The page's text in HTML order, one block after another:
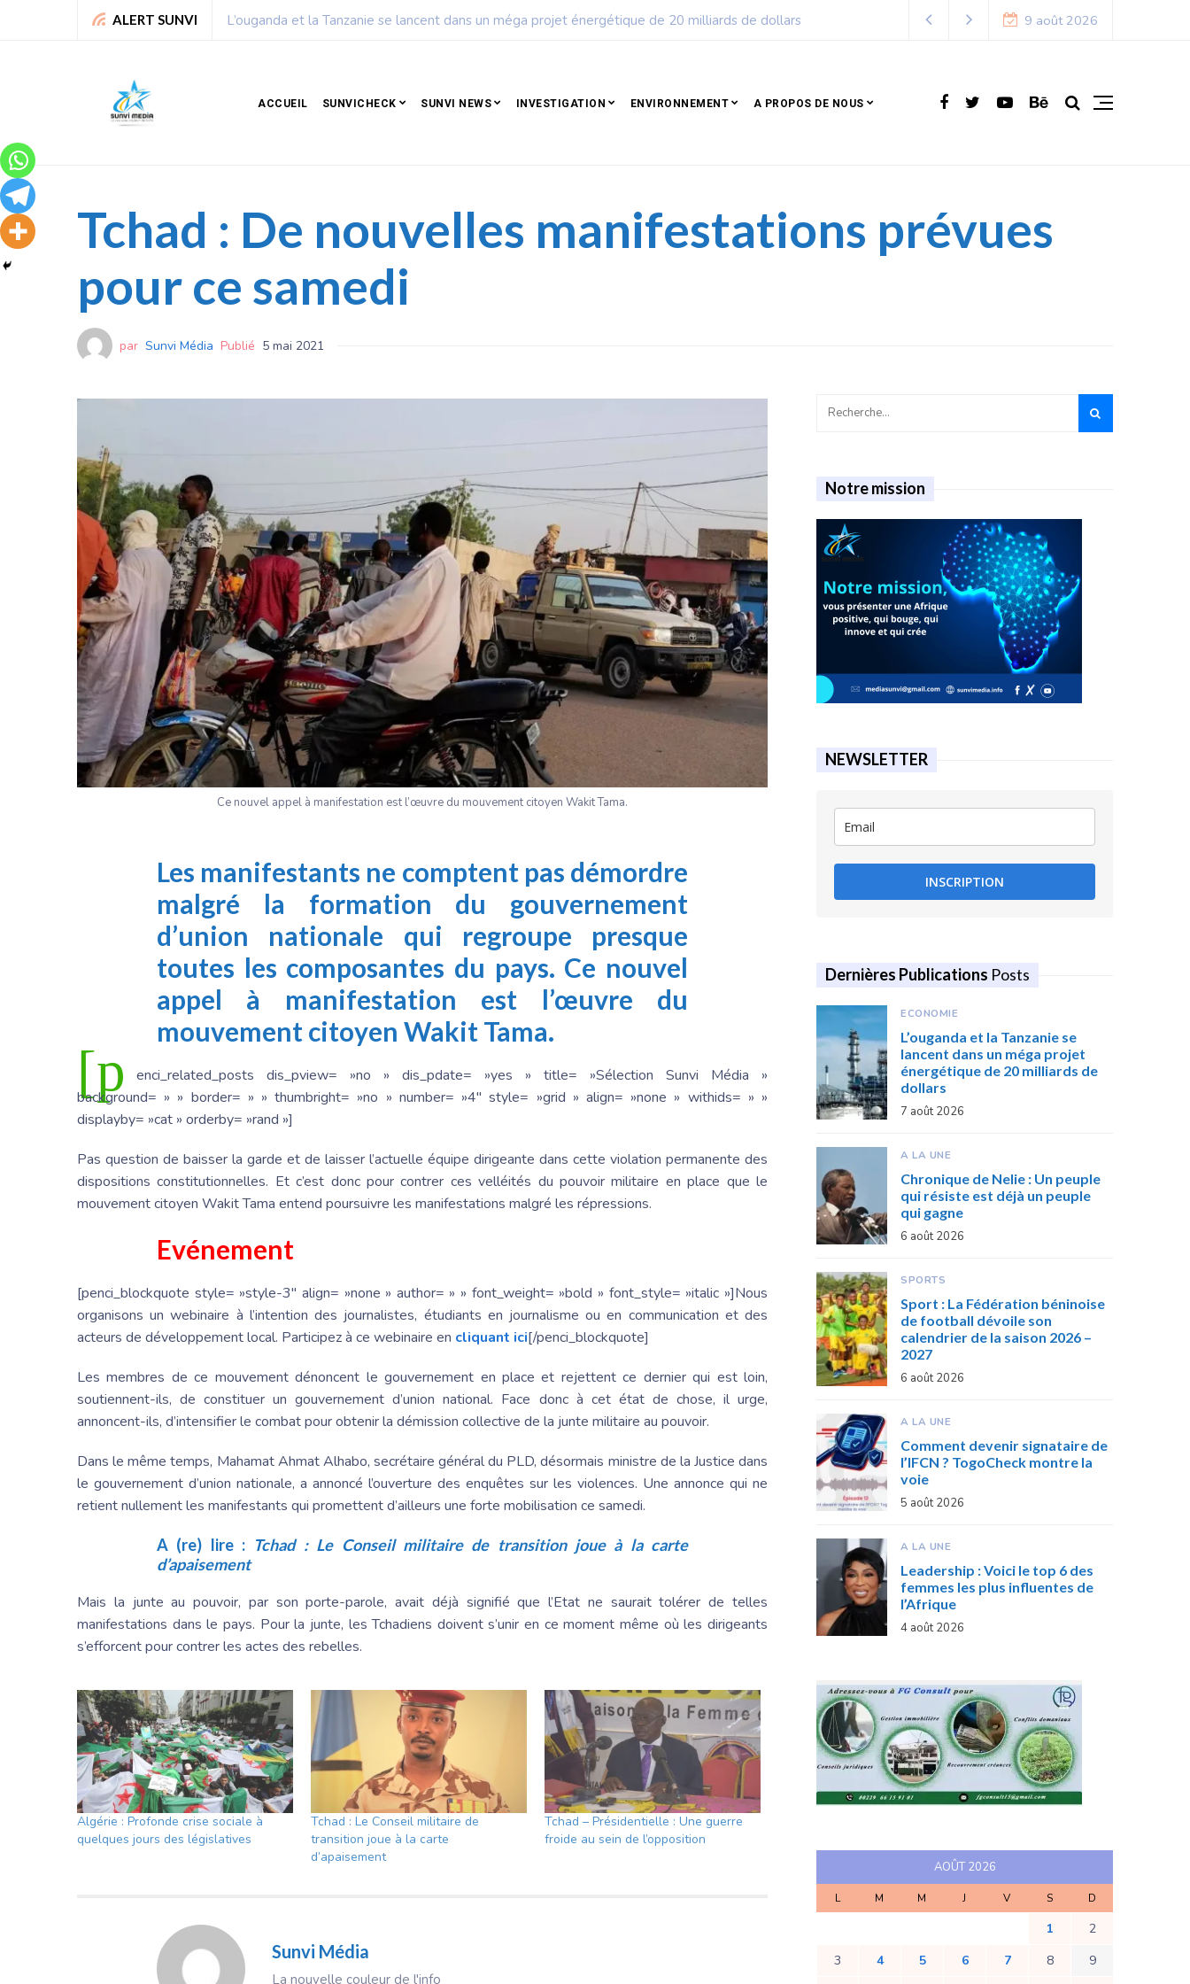
ALERT SUNVI
de dollars Chronique de Nelie : Un peuple qui résiste est déjà un peuple qui gagne 9 août 2026
ACCUEIL SUNVICHECK SUNVI NEWS INVESTIGATION ENVIRONNEMENT A PROPOS DE NOUS
Tchad : De nouvelles manifestations prévues
pour ce samedi
par Sunvi Média Publié 5 mai 2021
Ce nouvel appel à manifestation est l’œuvre du mouvement citoyen Wakit Tama.
Les manifestants ne comptent pas démordre
malgré la formation du gouvernement
d’union nationale qui regroupe presque
toutes les composantes du pays. Ce nouvel
appel à manifestation est l’œuvre du
mouvement citoyen Wakit Tama.
[p
enci_related_posts dis_pview= »no » dis_pdate= »yes » title= »Sélection Sunvi Média »
background= » » border= » » thumbright= »no » number= »4″ style= »grid » align= »none » withids= » »
displayby= »cat » orderby= »rand »]
Pas question de baisser la garde et de laisser l’actuelle équipe dirigeante dans cette violation permanente des
dispositions constitutionnelles. Et c’est donc pour contrer ces velléités du pouvoir militaire en place que le
mouvement citoyen Wakit Tama entend poursuivre les manifestations malgré les répressions.
Evénement
[penci_blockquote style= »style-3″ align= »none » author= » » font_weight= »bold » font_style= »italic »]Nous
organisons un webinaire à l’intention des journalistes, étudiants en journalisme ou en communication et des
acteurs de développement local. Participez à ce webinaire en cliquant ici[/penci_blockquote]
Les membres de ce mouvement dénoncent le gouvernement en place et rejettent ce dernier qui est loin,
soutiennent-ils, de constituer un gouvernement d’union national. Face donc à cet état de chose, il urge,
annoncent-ils, d’intensifier le combat pour obtenir la démission collective de la junte militaire au pouvoir.
Dans le même temps, Mahamat Ahmat Alhabo, secrétaire général du PLD, désormais ministre de la Justice dans
le gouvernement d’union nationale, a annoncé l’ouverture des enquêtes sur les violences. Une annonce qui ne
retient nullement les manifestants qui promettent d’ailleurs une forte mobilisation ce samedi.
A (re) lire : Tchad : Le Conseil militaire de transition joue à la carte
d’apaisement
Mais la junte au pouvoir, par son porte-parole, avait déjà signifié que l’Etat ne saurait tolérer de telles
manifestations dans le pays. Pour la junte, les Tchadiens doivent s’unir en ce moment même où les dirigeants
s’efforcent pour contrer les actes des rebelles.
Algérie : Profonde crise sociale à
quelques jours des législatives
Tchad : Le Conseil militaire de
transition joue à la carte
d’apaisement
Tchad – Présidentielle : Une guerre
froide au sein de l’opposition
Sunvi Média
La nouvelle couleur de l'info
Notre mission
NEWSLETTER
INSCRIPTION
Dernières Publications Posts
ECONOMIE
L’ouganda et la Tanzanie se
lancent dans un méga projet
énergétique de 20 milliards de
dollars
7 août 2026
A LA UNE
Chronique de Nelie : Un peuple
qui résiste est déjà un peuple
qui gagne
6 août 2026
SPORTS
Sport : La Fédération béninoise
de football dévoile son
calendrier de la saison 2026 –
2027
6 août 2026
A LA UNE
Comment devenir signataire de
l’IFCN ? TogoCheck montre la
voie
5 août 2026
A LA UNE
Leadership : Voici le top 6 des
femmes les plus influentes de
l’Afrique
4 août 2026
AOÛT 2026
L M M J V S D
1
2
3
4 5 6 7 8 9